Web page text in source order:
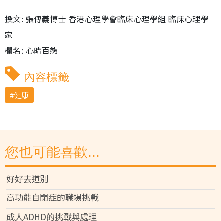
撰文: 張傳義博士 香港心理學會臨床心理學組 臨床心理學
家
欄名: 心晴百態
內容標籤
健康
您也可能喜歡...
好好去道別
高功能自閉症的職場挑戰
成人ADHD的挑戰與處理